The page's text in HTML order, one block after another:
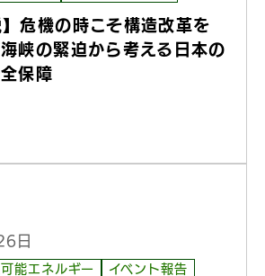
】危機の時こそ構造改革を
峡の緊迫から考える日本の
保障
日
能エネルギー
イベント報告